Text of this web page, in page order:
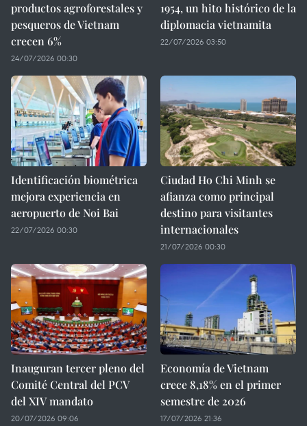
productos agroforestales y
pesqueros de Vietnam
crecen 6%
24/07/2026 00:30
1954, un hito histórico de la
diplomacia vietnamita
22/07/2026 03:50
Identificación biométrica
mejora experiencia en
aeropuerto de Noi Bai
22/07/2026 00:30
Ciudad Ho Chi Minh se
afianza como principal
destino para visitantes
internacionales
21/07/2026 00:30
Inauguran tercer pleno del
Comité Central del PCV
del XIV mandato
20/07/2026 09:06
Economía de Vietnam
crece 8,18% en el primer
semestre de 2026
17/07/2026 21:36